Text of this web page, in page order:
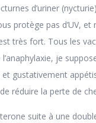
d’uriner
protège pas d’UV,
très fort. Tous les
je
gustativement
réduire la perte de
suite à une